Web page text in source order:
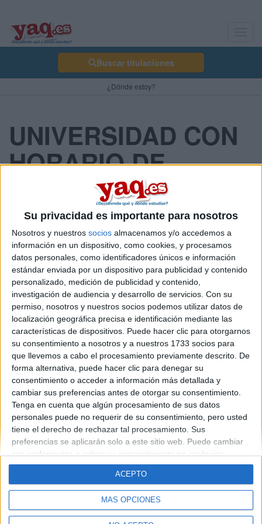
Su privacidad es importante para nosotros
Nosotros y nuestros socios almacenamos y/o accedemos a
información en un dispositivo, como cookies, y procesamos
datos personales, como identificadores únicos e información
estándar enviada por un dispositivo para publicidad y contenido
personalizado, medición de publicidad y contenido,
investigación de audiencia y desarrollo de servicios. Con su
permiso, nosotros y nuestros socios podemos utilizar datos de
localización geográfica precisa e identificación mediante las
características de dispositivos. Puede hacer clic para otorgarnos
su consentimiento a nosotros y a nuestros 1733 socios para
que llevemos a cabo el procesamiento previamente descrito. De
forma alternativa, puede hacer clic para denegar su
consentimiento o acceder a información más detallada y
cambiar sus preferencias antes de otorgar su consentimiento.
Tenga en cuenta que algún procesamiento de sus datos
personales puede no requerir de su consentimiento, pero usted
tiene el derecho de rechazar tal procesamiento. Sus
preferencias se aplicarán solo a este sitio web. Puede cambiar
sus preferencias o retirar su consentimiento en cualquier
momento volviendo a este sitio y haciendo clic en el botón
"Privacidad" en la parte inferior de la página web.
MÁS OPCIONES
ACEPTO
Buscar titulaciones
¿Dónde estoy?
UNIVERSIDAD CON
HORARIO DE
rocrespofer 02/09/2014
Hola chic@s, estoy preocupada porque en la universidad me tocó
el turno de tarde... fui a preguntar a ver si me podían pasar para
el horario de mañana y me dijeron que no. La pregunta es...
¿VENTAJAS E INCONVENIENTES DEL HORARIO DE TARDE?
¿CONSEJOS? ¡¡¡¡¡MUCHAS GRACIAS!!!!!
Blog de rocrespofer
Quiénes somos|Contactar|Anúnciate
Aviso legal|Politica de privacidad|Condiciones generales|Política
de cookies
© 2003-2026Compás Mediterráneo S.L.- Diego de León 47 - 28006
Madrid [ESPAÑA] - Tel. +34 91 593 2767